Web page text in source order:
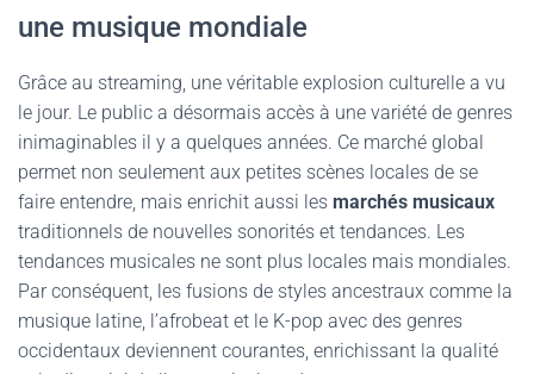
une musique mondiale
Grâce au streaming, une véritable explosion culturelle a vu
le jour. Le public a désormais accès à une variété de genres
inimaginables il y a quelques années. Ce marché global
permet non seulement aux petites scènes locales de se
faire entendre, mais enrichit aussi les marchés musicaux
traditionnels de nouvelles sonorités et tendances. Les
tendances musicales ne sont plus locales mais mondiales.
Par conséquent, les fusions de styles ancestraux comme la
musique latine, l’afrobeat et le K-pop avec des genres
occidentaux deviennent courantes, enrichissant la qualité